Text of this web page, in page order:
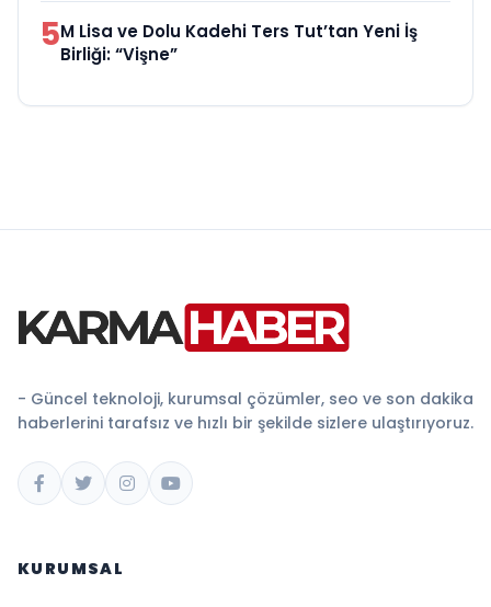
5M Lisa ve Dolu Kadehi Ters Tut’tan Yeni İş
Birliği: “Vişne”
- Güncel teknoloji, kurumsal çözümler, seo ve son dakika
haberlerini tarafsız ve hızlı bir şekilde sizlere ulaştırıyoruz.
KURUMSAL